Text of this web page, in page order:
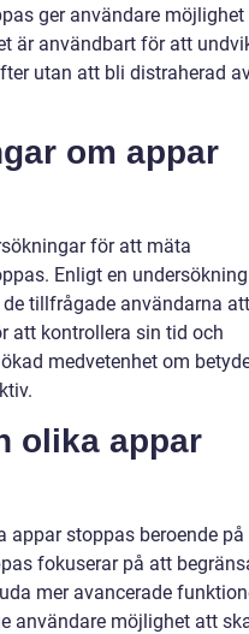
ger användare
är användbart för att
utan att bli distraherad
om appar
för att mäta
Enligt en
tillfrågade användarna
att kontrollera sin tid och
medvetenhet om
olika appar
stoppas beroende på
fokuserar på att
mer avancerade
användare möjlighet att